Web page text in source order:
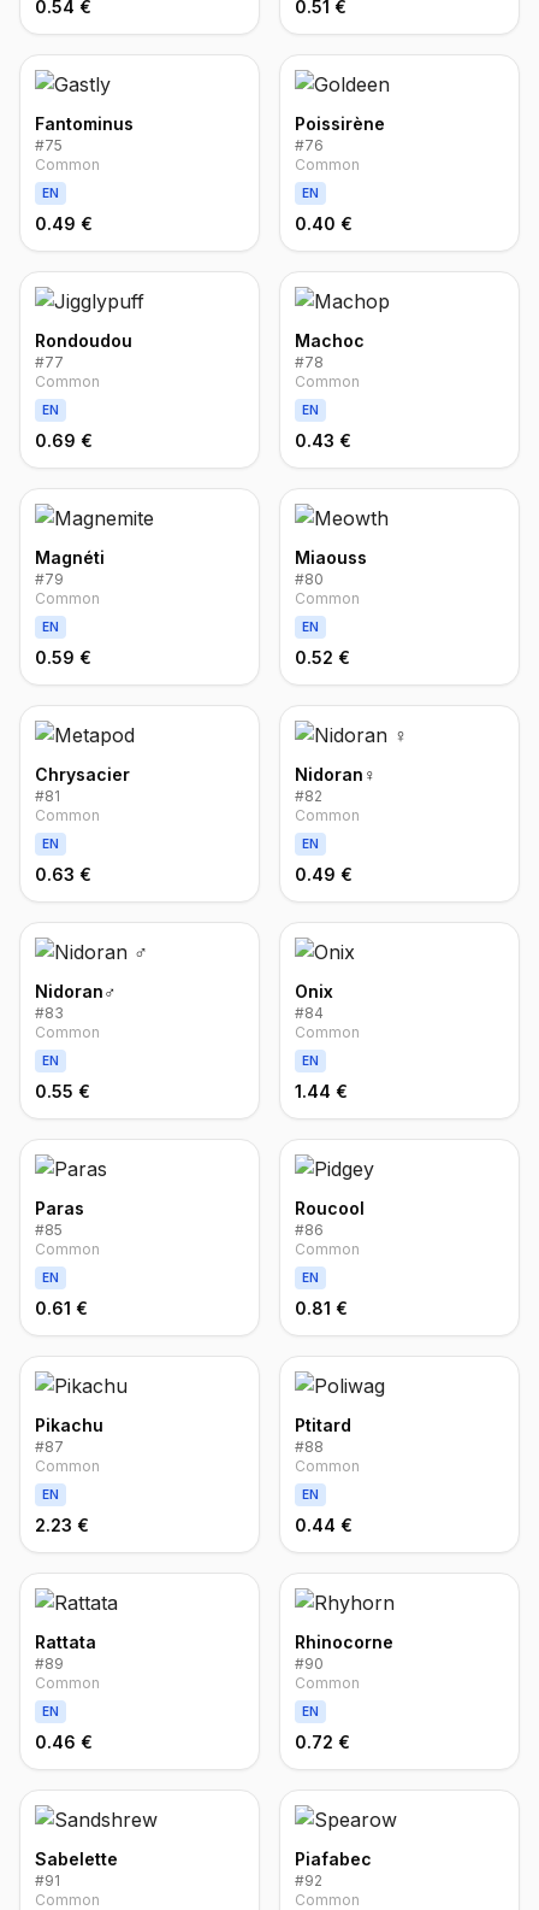
0.54 € 0.51 €
Fantominus
#75
Common
EN
0.49 €
Poissirène
#76
Common
EN
0.40 €
Rondoudou
#77
Common
EN
0.69 €
Machoc
#78
Common
EN
0.43 €
Magnéti
#79
Common
EN
0.59 €
Miaouss
#80
Common
EN
0.52 €
Chrysacier
#81
Common
EN
0.63 €
Nidoran♀
#82
Common
EN
0.49 €
Nidoran♂
#83
Common
EN
0.55 €
Onix
#84
Common
EN
1.44 €
Paras
#85
Common
EN
0.61 €
Roucool
#86
Common
EN
0.81 €
Pikachu
#87
Common
EN
2.23 €
Ptitard
#88
Common
EN
0.44 €
Rattata
#89
Common
EN
0.46 €
Rhinocorne
#90
Common
EN
0.72 €
Sabelette
#91
Common
Piafabec
#92
Common